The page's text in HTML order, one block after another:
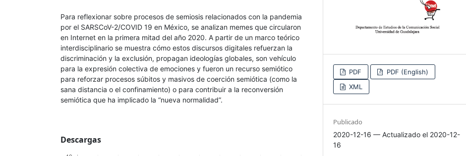
Para reflexionar sobre procesos de semiosis relacionados con la pandemia
por el SARSCoV-2/COVID 19 en México, se analizan memes que circularon
en Internet en la primera mitad del año 2020. A partir de un marco teórico
interdisciplinario se muestra cómo estos discursos digitales refuerzan la
discriminación y la exclusión, propagan ideologías globales, son vehículo
para la expresión colectiva de emociones y fueron un recurso semiótico
para reforzar procesos súbitos y masivos de coerción semiótica (como la
sana distancia o el confinamiento) o para contribuir a la reconversión
semiótica que ha implicado la “nueva normalidad”.
Descargas
PDF
PDF (English)
XML
Publicado
2020-12-16 — Actualizado el 2020-12-
16